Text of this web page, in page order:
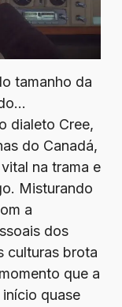
tamanho da
dialeto Cree,
do Canadá,
na trama e
Misturando
a
dos
culturas brota
que a
quase